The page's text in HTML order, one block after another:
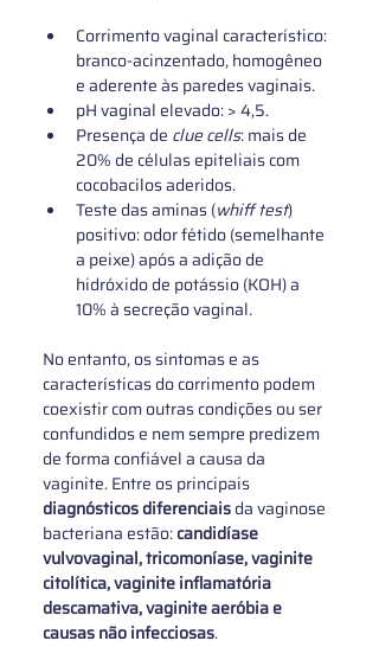
Corrimento vaginal característico:
branco-acinzentado, homogêneo
e aderente às paredes vaginais.
pH vaginal elevado: > 4,5.
Presença de clue cells: mais de
20% de células epiteliais com
cocobacilos aderidos.
Teste das aminas (whiff test)
positivo: odor fétido (semelhante
a peixe) após a adição de
hidróxido de potássio (KOH) a
10% à secreção vaginal.
No entanto, os sintomas e as
características do corrimento podem
coexistir com outras condições ou ser
confundidos e nem sempre predizem
de forma confiável a causa da
vaginite. Entre os principais
diagnósticos diferenciais da vaginose
bacteriana estão: candidíase
vulvovaginal, tricomoníase, vaginite
citolítica, vaginite inflamatória
descamativa, vaginite aeróbia e
causas não infecciosas.